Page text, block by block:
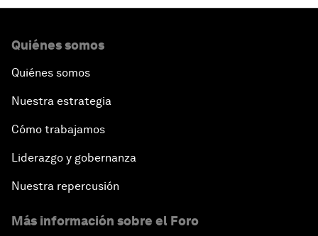
Quiénes somos
Quiénes somos
Nuestra estrategia
Cómo trabajamos
Liderazgo y gobernanza
Nuestra repercusión
Más información sobre el Foro